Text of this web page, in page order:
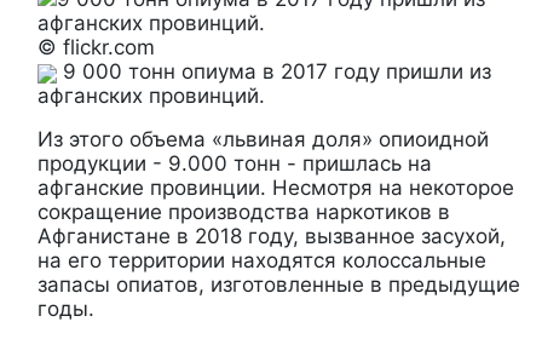
© flickr.com
9 000 тонн опиума в 2017 году пришли из
афганских провинций.
Из этого объема «львиная доля» опиоидной
продукции - 9.000 тонн - пришлась на
афганские провинции. Несмотря на некоторое
сокращение производства наркотиков в
Афганистане в 2018 году, вызванное засухой,
на его территории находятся колоссальные
запасы опиатов, изготовленные в предыдущие
годы.